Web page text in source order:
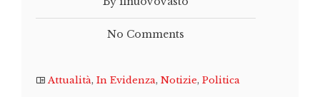
No Comments
Attualità, In Evidenza, Notizie, Politica